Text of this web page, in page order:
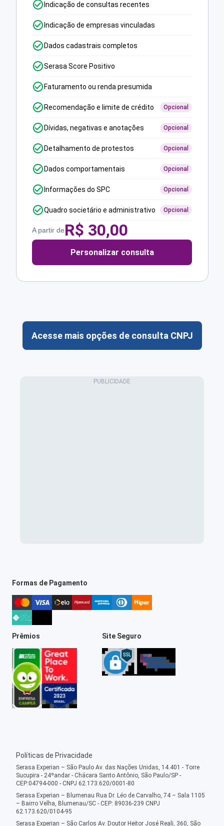
Indicação de consultas recentes
Indicação de empresas vinculadas
Dados cadastrais completos
Serasa Score Positivo
Faturamento ou renda presumida
Recomendação e limite de crédito Opcional
Dívidas, negativas e anotações Opcional
Detalhamento de protestos Opcional
Dados comportamentais Opcional
Informações do SPC Opcional
Quadro societário e administrativo Opcional
A partir deR$ 30,00
Personalizar consulta
Acesse mais opções de consulta CNPJ
Formas de Pagamento
Prêmios Site Seguro
Políticas de Privacidade
Serasa Experian – São Paulo Av. das Nações Unidas, 14.401 - Torre
Sucupira - 24ºandar - Chácara Santo Antônio, São Paulo/SP -
CEP:04794-000 - CNPJ 62.173.620/0001-80
Serasa Experian – Blumenau Rua Dr. Léo de Carvalho, 74 – Sala 1105
– Bairro Velha, Blumenau/SC - CEP: 89036-239 CNPJ
62.173.620/0104-95
Serasa Experian – São Carlos Av. Doutor Heitor José Reali, 360, São